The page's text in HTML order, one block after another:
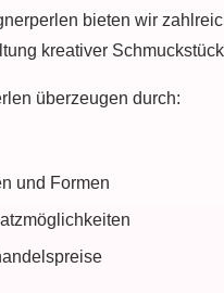
bieten wir
kreativer
überzeugen durch:
und Formen